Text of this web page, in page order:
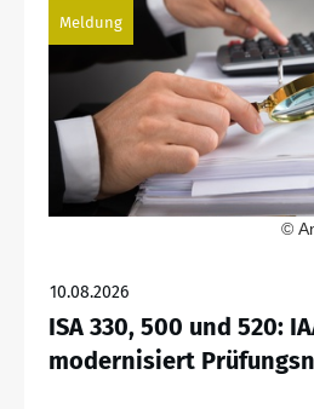
Meldung
©
10.08.2026
ISA 330, 500 und 520:
modernisiert